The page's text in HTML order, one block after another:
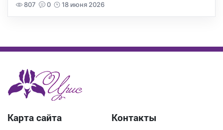
807 0 18 июня 2026
Карта сайта Контакты